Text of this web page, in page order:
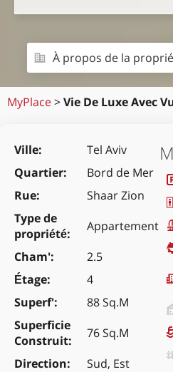
À propos de la
MyPlace>Vie De Luxe Avec
Ville
Tel Aviv
Quartier
Bord de Mer
Rue
Shaar Zion
Type de
propriété
Appartement
Cham'
2.5
Étage
4
Superf'
88 Sq.M
Superficie
Construit
76 Sq.M
Direction
Sud, Est